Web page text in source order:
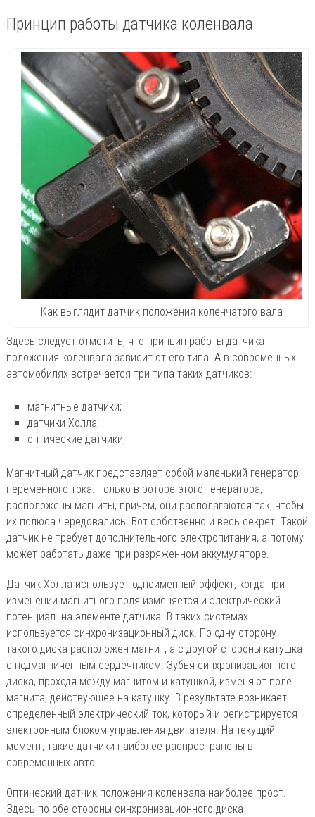
Принцип работы датчика коленвала
Как выглядит датчик положения коленчатого вала
Здесь следует отметить, что принцип работы датчика
положения коленвала зависит от его типа. А в современных
автомобилях встречается три типа таких датчиков:
магнитные датчики;
датчики Холла;
оптические датчики;
Магнитный датчик представляет собой маленький генератор
переменного тока. Только в роторе этого генератора,
расположены магниты, причем, они располагаются так, чтобы
их полюса чередовались. Вот собственно и весь секрет. Такой
датчик не требует дополнительного электропитания, а потому
может работать даже при разряженном аккумуляторе.
Датчик Холла использует одноименный эффект, когда при
изменении магнитного поля изменяется и электрический
потенциал на элементе датчика. В таких системах
используется синхронизационный диск. По одну сторону
такого диска расположен магнит, а с другой стороны катушка
с подмагниченным сердечником. Зубья синхронизационного
диска, проходя между магнитом и катушкой, изменяют поле
магнита, действующее на катушку. В результате возникает
определенный электрический ток, который и регистрируется
электронным блоком управления двигателя. На текущий
момент, такие датчики наиболее распространены в
современных авто.
Оптический датчик положения коленвала наиболее прост.
Здесь по обе стороны синхронизационного диска